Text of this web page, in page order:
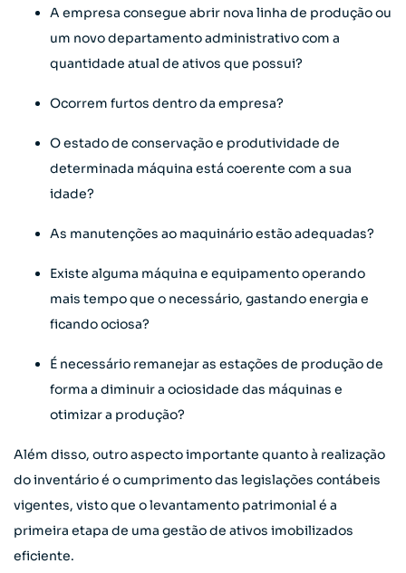
A empresa consegue abrir nova linha de produção ou
um novo departamento administrativo com a
quantidade atual de ativos que possui?
Ocorrem furtos dentro da empresa?
O estado de conservação e produtividade de
determinada máquina está coerente com a sua
idade?
As manutenções ao maquinário estão adequadas?
Existe alguma máquina e equipamento operando
mais tempo que o necessário, gastando energia e
ficando ociosa?
É necessário remanejar as estações de produção de
forma a diminuir a ociosidade das máquinas e
otimizar a produção?
Além disso, outro aspecto importante quanto à realização
do inventário é o cumprimento das legislações contábeis
vigentes, visto que o levantamento patrimonial é a
primeira etapa de uma gestão de ativos imobilizados
eficiente.